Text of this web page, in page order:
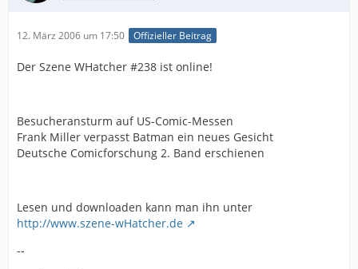
12. März 2006 um 17:50 Offizieller Beitrag
Der Szene WHatcher #238 ist online!
Besucheransturm auf US-Comic-Messen
Frank Miller verpasst Batman ein neues Gesicht
Deutsche Comicforschung 2. Band erschienen
Lesen und downloaden kann man ihn unter
http://www.szene-wHatcher.de
--